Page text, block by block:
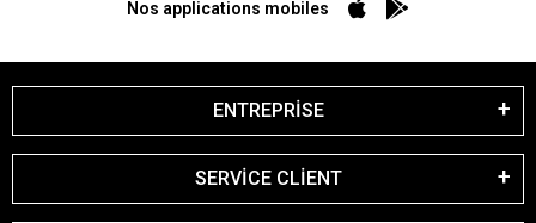
Nos applications mobiles
ENTREPRİSE
SERVİCE CLİENT